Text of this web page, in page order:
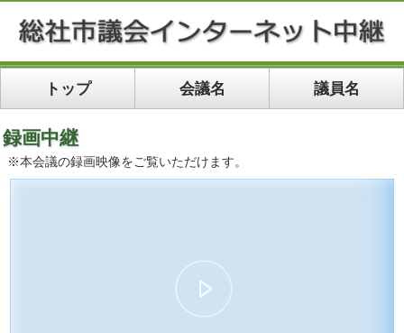
トップ 会議名 議員名
録画中継
※本会議の録画映像をご覧いただけます。